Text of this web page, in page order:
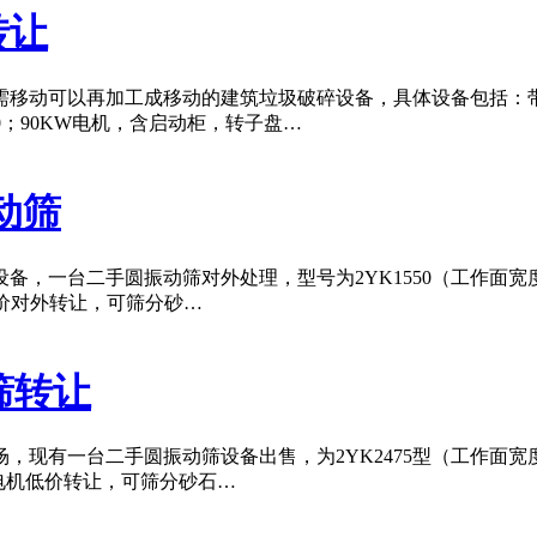
让
动可以再加工成移动的建筑垃圾破碎设备，具体设备包括：
；90KW电机，含启动柜，转子盘…
筛
，一台二手圆振动筛对外处理，型号为2YK1550（工作面
对外转让，可筛分砂…
转让
现有一台二手圆振动筛设备出售，为2YK2475型（工作面
机低价转让，可筛分砂石…